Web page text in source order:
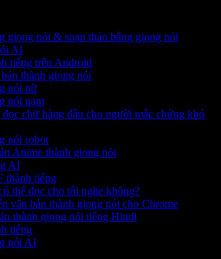
giọng nói & soạn thảo bằng giọng nói
AI
tiếng trên Android
thành giọng nói
nói nữ
nói nam
chữ hàng đầu cho người mắc chứng khó
nói robot
Anime thành giọng nói
AI
thành tiếng
thể đọc cho tôi nghe không?
văn bản thành giọng nói cho Chrome
thành giọng nói tiếng Hindi
tiếng
nói AI